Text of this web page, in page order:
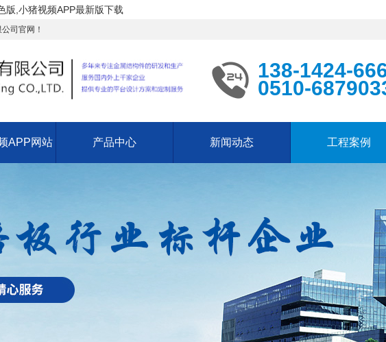
版,小猪视频APP最新版下载
网！
138-1424-
0510-
APP网站 产品中心 新闻动态 工程案例